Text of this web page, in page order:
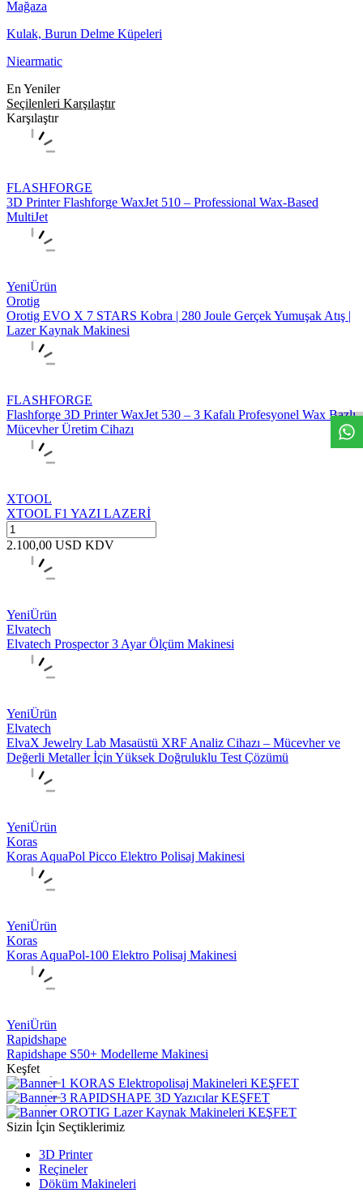
Mağaza
Kulak, Burun Delme Küpeleri
Niearmatic
En Yeniler
Seçilenleri Karşılaştır
Karşılaştır
FLASHFORGE
3D Printer Flashforge WaxJet 510 – Professional Wax-Based
MultiJet
YeniÜrün
Orotig
Orotig EVO X 7 STARS Kobra | 280 Joule Gerçek Yumuşak Atış |
Lazer Kaynak Makinesi
FLASHFORGE
Flashforge 3D Printer WaxJet 530 – 3 Kafalı Profesyonel Wax Bazlı
Mücevher Üretim Cihazı
XTOOL
XTOOL F1 YAZI LAZERİ
2.100,00 USD KDV
YeniÜrün
Elvatech
Elvatech Prospector 3 Ayar Ölçüm Makinesi
YeniÜrün
Elvatech
ElvaX Jewelry Lab Masaüstü XRF Analiz Cihazı – Mücevher ve
Değerli Metaller İçin Yüksek Doğruluklu Test Çözümü
YeniÜrün
Koras
Koras AquaPol Picco Elektro Polisaj Makinesi
YeniÜrün
Koras
Koras AquaPol-100 Elektro Polisaj Makinesi
YeniÜrün
Rapidshape
Rapidshape S50+ Modelleme Makinesi
Keşfet
KORAS Elektropolisaj Makineleri KEŞFET
RAPIDSHAPE 3D Yazıcılar KEŞFET
OROTIG Lazer Kaynak Makineleri KEŞFET
Sizin İçin Seçtiklerimiz
3D Printer
Reçineler
Döküm Makineleri